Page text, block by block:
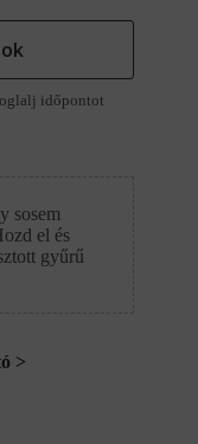
időpontot
sosem
el és
gyűrű
>